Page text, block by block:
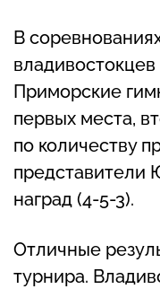
В
Приморские
первых места,
по количеству
представители
наград (4-5-3).
Отличные
турнира.